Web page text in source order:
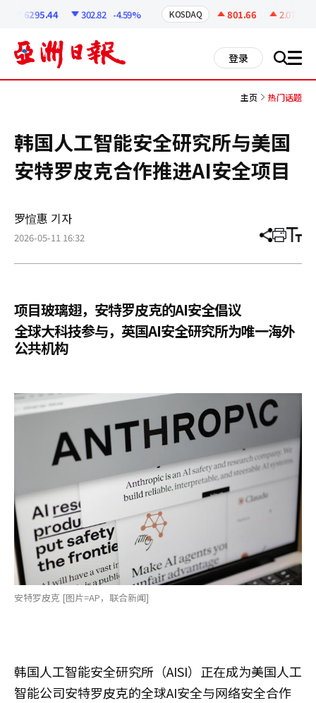
6295.44 302.82 -4.59% KOSDAQ 801.66 2.07
登录 搜 all
主页 热门话题
韩国人工智能安全研究所与美国
安特罗皮克合作推进AI安全项目
罗愃惠 기자
2026-05-11 16:32 分
章
打 调
小
项目玻璃翅，安特罗皮克的AI安全倡议
全球大科技参与，英国AI安全研究所为唯一海外
公共机构
安特罗皮克 [图片=AP，联合新闻]
韩国人工智能安全研究所（AISI）正在成为美国人工
智能公司安特罗皮克的全球AI安全与网络安全合作